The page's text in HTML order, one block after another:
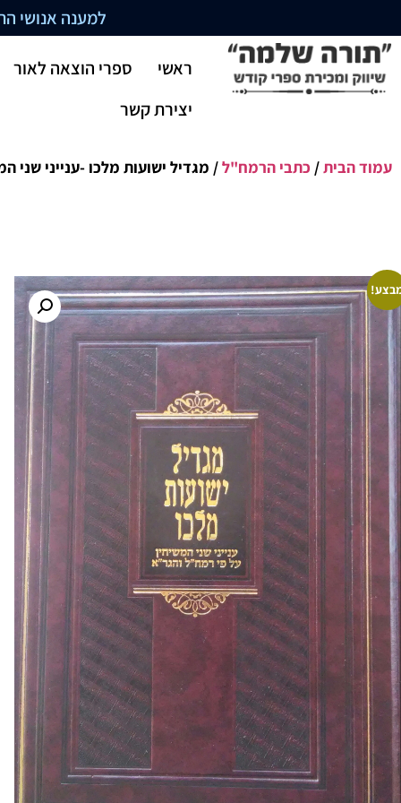
למענה אנושי התקשרו
ראשי
ספרי הוצאה לאור
יצירת קשר
עמוד הבית/ כתבי הרמח"ל/ מגדיל ישועות מלכו -ענייני שני